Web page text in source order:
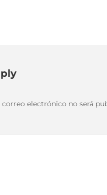
electrónico no será